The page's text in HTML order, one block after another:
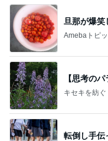
旦那が爆笑
Amebaトピ
【思考の
キセキを紡
転倒し手伝